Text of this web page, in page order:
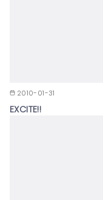
2010-01-31
EXCITE!!